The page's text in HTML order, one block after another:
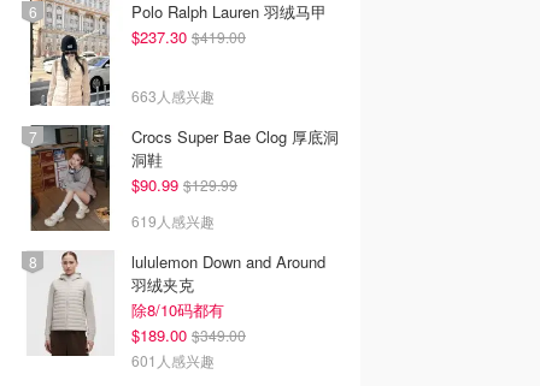
Polo Ralph Lauren 羽绒马甲
$237.30 $419.00
663人感兴趣
Crocs Super Bae Clog 厚底洞
洞鞋
$90.99 $129.99
619人感兴趣
lululemon Down and Around
羽绒夹克
除8/10码都有
$189.00 $349.00
601人感兴趣